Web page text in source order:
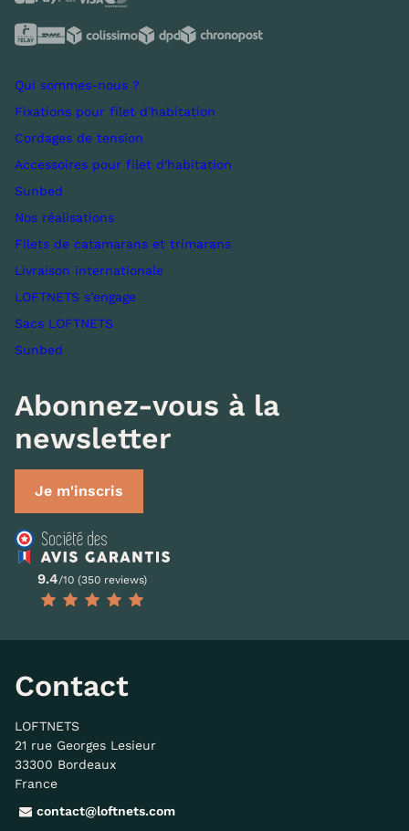
Qui sommes-nous ?
Fixations pour filet d'habitation
Cordages de tension
Accessoires pour filet d'habitation
Sunbed
Nos réalisations
Filets de catamarans et trimarans
Livraison internationale
LOFTNETS s’engage
Sacs LOFTNETS
Sunbed
Abonnez-vous à la
newsletter
Je m'inscris
9.4/10 (350 reviews)
Contact
LOFTNETS
21 rue Georges Lesieur
33300 Bordeaux
France
contact@loftnets.com